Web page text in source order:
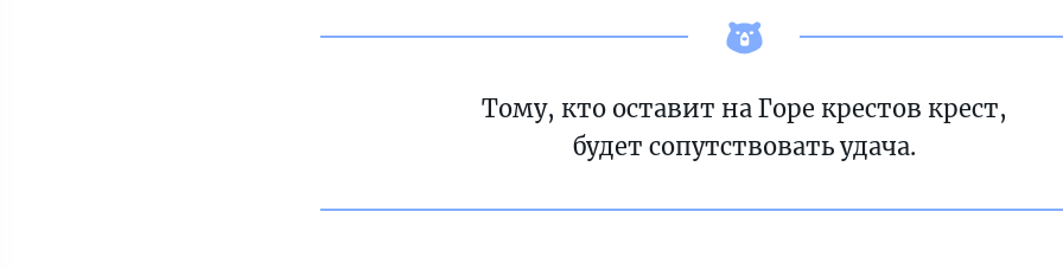
Тому, кто оставит на Горе крестов крест,
будет сопутствовать удача.